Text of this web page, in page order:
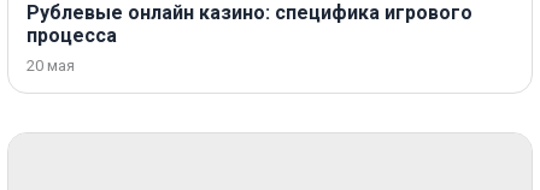
Рублевые онлайн казино: специфика игрового
процесса
20 мая